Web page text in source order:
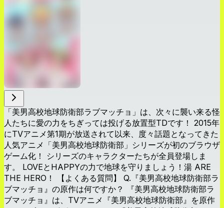
「美男高校地球防衛部ラブマッチョ」は、次々に襲い来る怪
人たちに愛の力をちぎっては投げる放置型TDです！ 2015年
にTVアニメ第1期が放送されて以来、度々話題となってきた
人気アニメ「美男高校地球防衛部」シリーズが初のブラウザ
ゲーム化！ シリーズのキャラクターたちが全員登場しま
す。 LOVEとHAPPYの力で地球を守りましょう！湯 ARE
THE HERO！ 【よくある質問】 Q.『美男高校地球防衛部ラ
ブマッチョ』の原作は何ですか？ 『美男高校地球防衛部ラ
ブマッチョ』は、TVアニメ『美男高校地球防衛部』を原作